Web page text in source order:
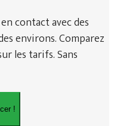
contact avec des
environs. Comparez
les tarifs. Sans
!